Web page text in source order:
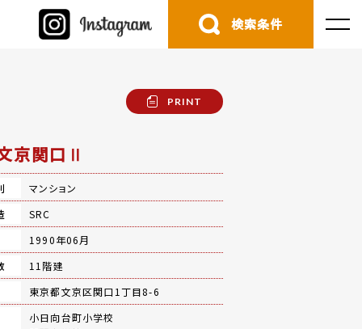
検索条件
PRINT
京関口Ⅱ
マンション
SRC
1990年06月
11階建
東京都文京区関口1丁目8-6
小日向台町小学校